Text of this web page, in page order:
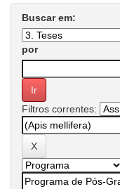
Buscar em:
por
Filtros correntes: